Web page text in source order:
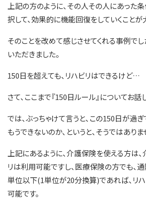
上記の方のように、その人その人にあった
択して、効果的に機能回復をしていくことが
そのことを改めて感じさせてくれる事例でし
いただきました。
150日を超えても、リハビリはできるけど…
さて、ここまで『150日ルール』についてお話
では、ぶっちゃけて言うと、この150日が過
もうできないのか、というと、そうではありま
上記にあるように、介護保険を使える方は
リは利用可能ですし、医療保険の方でも、
単位以下(1単位が20分換算)であれば、リ
可能です。